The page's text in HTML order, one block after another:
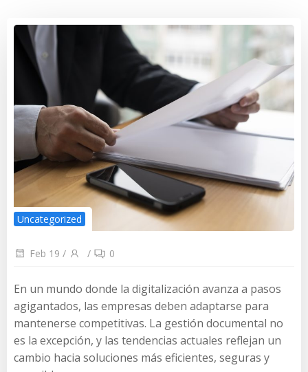
Uncategorized
Feb 19 / / 0
En un mundo donde la digitalización avanza a pasos
agigantados, las empresas deben adaptarse para
mantenerse competitivas. La gestión documental no
es la excepción, y las tendencias actuales reflejan un
cambio hacia soluciones más eficientes, seguras y